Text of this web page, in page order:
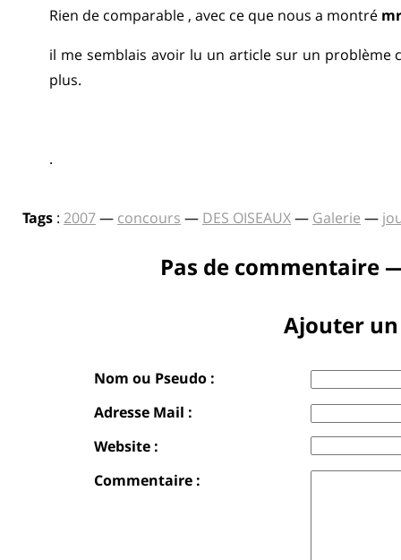
Rien de comparable , avec ce que nous a montré
il me semblais avoir lu un article sur un problème
plus.
.
Tags : 2007— concours — DES OISEAUX— Galerie —
Pas de commentaire
Ajouter
Nom ou Pseudo :
Adresse Mail :
Website :
Commentaire :